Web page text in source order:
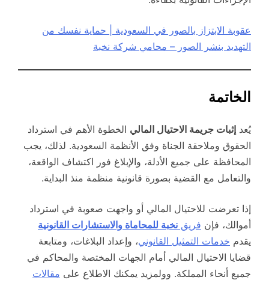
عقوبة الابتزاز بالصور في السعودية | حماية نفسك من
التهديد بنشر الصور – محامي شركة نخبة
الخاتمة
يُعد إثبات جريمة الاحتيال المالي الخطوة الأهم في استرداد
الحقوق وملاحقة الجناة وفق الأنظمة السعودية. لذلك، يجب
المحافظة على جميع الأدلة، والإبلاغ فور اكتشاف الواقعة،
والتعامل مع القضية بصورة قانونية منظمة منذ البداية.
إذا تعرضت للاحتيال المالي أو واجهت صعوبة في استرداد
أموالك، فإن فريق نخبة للمحاماة والاستشارات القانونية
يقدم خدمات التمثيل القانوني، وإعداد البلاغات، ومتابعة
قضايا الاحتيال المالي أمام الجهات المختصة والمحاكم في
جميع أنحاء المملكة. وولمزيد يمكنك الاطلاع على مقالات